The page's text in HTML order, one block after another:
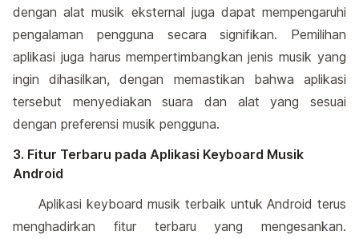
dengan alat musik eksternal juga dapat mempengaruhi
pengalaman pengguna secara signifikan. Pemilihan
aplikasi juga harus mempertimbangkan jenis musik yang
ingin dihasilkan, dengan memastikan bahwa aplikasi
tersebut menyediakan suara dan alat yang sesuai
dengan preferensi musik pengguna.
3. Fitur Terbaru pada Aplikasi Keyboard Musik
Android
Aplikasi keyboard musik terbaik untuk Android terus
menghadirkan fitur terbaru yang mengesankan.